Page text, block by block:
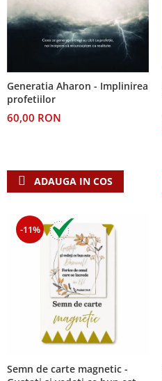
Suferinta
Viata din belsug
Viata de zi cu zi
Despre afaceri
Dezvoltare personala
Generatia Aharon - Implinirea
profetiilor
60,00 RON
ADAUGA IN COS
-11%
Semn de carte magnetic -